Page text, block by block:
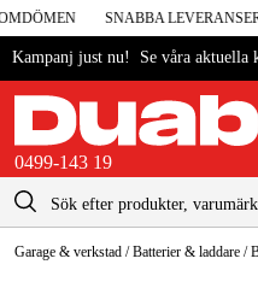
SNABBA LEVERANSER
Kampanj just nu! Se våra aktuella
0499-143 19
Sverige
kontakt@duab.se
Garage & verkstad /Batterier & laddare /